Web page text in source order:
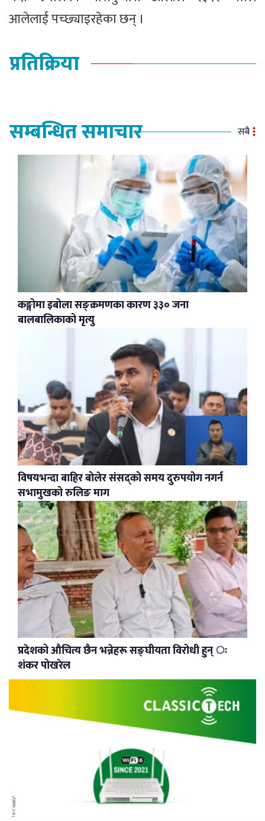
आलेलाई पच्छ्याइरहेका छन् ।
प्रतिक्रिया
सम्बन्धित समाचार सबै
कङ्गोमा इबोला सङ्क्रमणका कारण ३३० जना
बालबालिकाको मृत्यु
विषयभन्दा बाहिर बोलेर संसद्को समय दुरुपयोग नगर्न
सभामुखको रुलिङ माग
प्रदेशको औचित्य छैन भन्नेहरू सङ्घीयता विरोधी हुन् ः
शंकर पोखरेल